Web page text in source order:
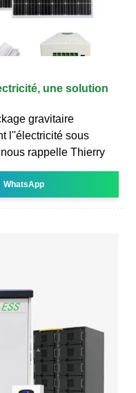
une solution
gravitaire
l''électricité sous
rappelle Thierry
WhatsApp